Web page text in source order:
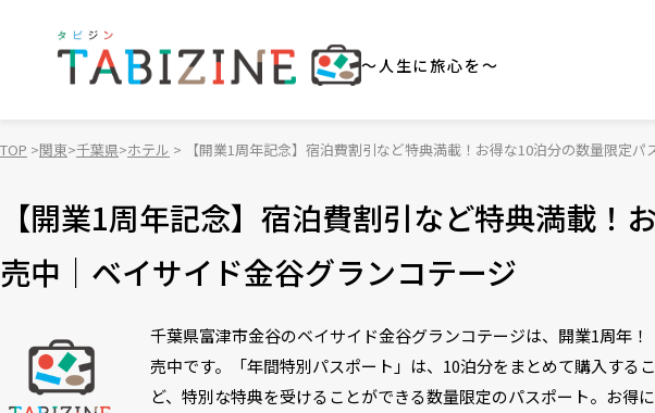
～人生に旅心を～
TOP 関東 千葉県 ホテル 【開業1周年記念】宿泊費割引など特典満載！お得な10泊分の数量限定
【開業1周年記念】宿泊費割引など特典満載
売中｜ベイサイド金谷グランコテージ
千葉県富津市金谷のベイサイド金谷グランコテージは、開業1周年
売中です。「年間特別パスポート」は、10泊分をまとめて購入す
ど、特別な特典を受けることができる数量限定のパスポート。お得